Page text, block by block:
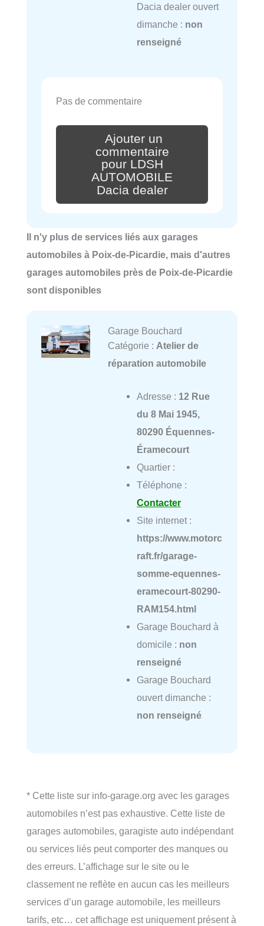
Dacia dealer ouvert
dimanche : non
renseigné
Pas de commentaire
Ajouter un
commentaire
pour LDSH
AUTOMOBILE
Dacia dealer
Il n'y plus de services liés aux garages
automobiles à Poix-de-Picardie, mais d'autres
garages automobiles près de Poix-de-Picardie
sont disponibles
Garage Bouchard
Catégorie : Atelier de
réparation automobile
Adresse : 12 Rue
du 8 Mai 1945,
80290 Équennes-
Éramecourt
Quartier :
Téléphone :
Contacter
Site internet :
https://www.motorc
raft.fr/garage-
somme-equennes-
eramecourt-80290-
RAM154.html
Garage Bouchard à
domicile : non
renseigné
Garage Bouchard
ouvert dimanche :
non renseigné
* Cette liste sur info-garage.org avec les garages
automobiles n’est pas exhaustive. Cette liste de
garages automobiles, garagiste auto indépendant
ou services liés peut comporter des manques ou
des erreurs. L’affichage sur le site ou le
classement ne reflète en aucun cas les meilleurs
services d’un garage automobile, les meilleurs
tarifs, etc… cet affichage est uniquement présent à